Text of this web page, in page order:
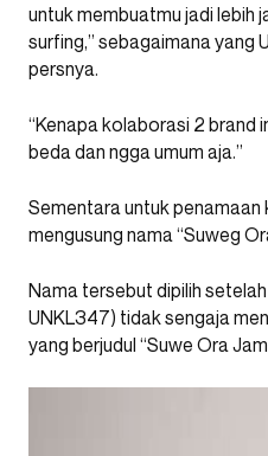
untuk membuatmu jadi lebih
surfing,” sebagaimana yang
persnya.
“Kenapa kolaborasi 2 brand
beda dan ngga umum aja.”
Sementara untuk penamaan
mengusung nama “Suweg
Nama tersebut dipilih
UNKL347) tidak sengaja
yang berjudul “Suwe Ora